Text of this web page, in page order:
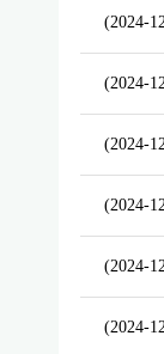
(2024-
(2024-
(2024-
(2024-
(2024-
(2024-